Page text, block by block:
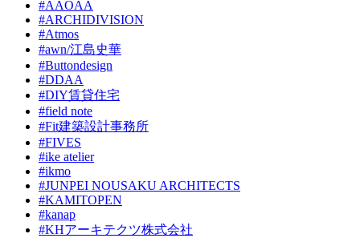
#AAOAA
#ARCHIDIVISION
#Atmos
#awn/江島史華
#Buttondesign
#DDAA
#DIY賃貸住宅
#field note
#Fit建築設計事務所
#FIVES
#ike atelier
#ikmo
#JUNPEI NOUSAKU ARCHITECTS
#KAMITOPEN
#kanap
#KHアーキテクツ株式会社